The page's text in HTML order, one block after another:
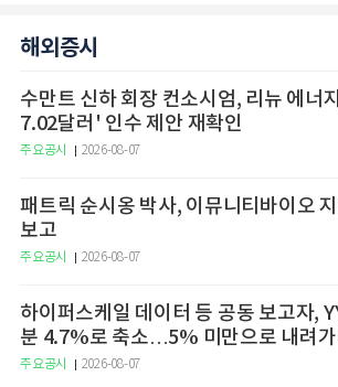
해외증시
수만트 신하 회장 컨소시엄, 리뉴 에너
7.02달러' 인수 제안 재확인
주요공시 2026-08-07
패트릭 순시옹 박사, 이뮤니티바이오
보고
주요공시 2026-08-07
하이퍼스케일 데이터 등 공동 보고자,
분 4.7%로 축소…5% 미만으로 내려가
료
주요공시 2026-08-07